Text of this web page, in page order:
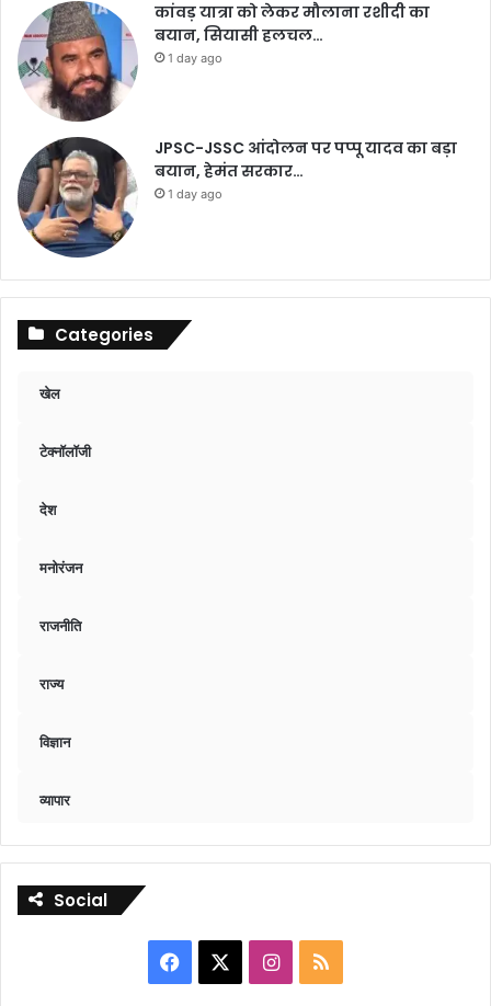
कांवड़ यात्रा को लेकर मौलाना रशीदी का
बयान, सियासी हलचल…
1 day ago
JPSC-JSSC आंदोलन पर पप्पू यादव का बड़ा
बयान, हेमंत सरकार…
1 day ago
Categories
खेल
टेक्नॉलॉजी
देश
मनोरंजन
राजनीति
राज्य
विज्ञान
व्यापार
Social
Facebook Instagram
RSS